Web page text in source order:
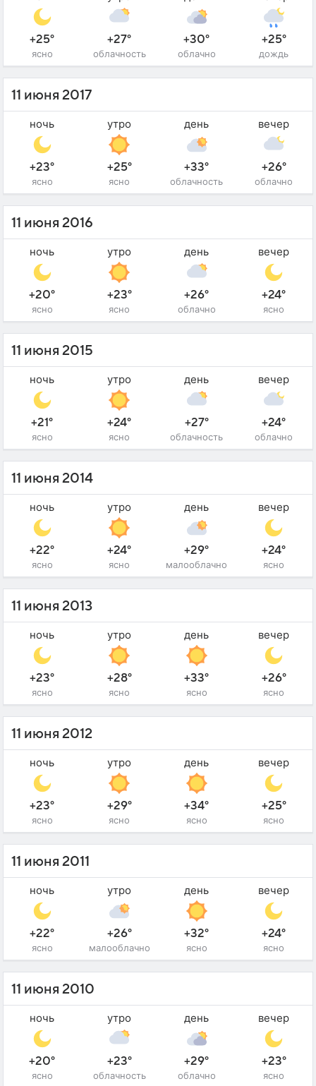
+25°
ясно
+27°
облачность
+30°
облачно
+25°
дождь
11 июня 2017
ночь
+23°
ясно
утро
+25°
ясно
день
+33°
облачность
вечер
+26°
облачно
11 июня 2016
ночь
+20°
ясно
утро
+23°
ясно
день
+26°
облачно
вечер
+24°
ясно
11 июня 2015
ночь
+21°
ясно
утро
+24°
ясно
день
+27°
облачность
вечер
+24°
облачно
11 июня 2014
ночь
+22°
ясно
утро
+24°
ясно
день
+29°
малооблачно
вечер
+24°
ясно
11 июня 2013
ночь
+23°
ясно
утро
+28°
ясно
день
+33°
ясно
вечер
+26°
ясно
11 июня 2012
ночь
+23°
ясно
утро
+29°
ясно
день
+34°
ясно
вечер
+25°
ясно
11 июня 2011
ночь
+22°
ясно
утро
+26°
малооблачно
день
+32°
ясно
вечер
+24°
ясно
11 июня 2010
ночь
+20°
ясно
утро
+23°
облачность
день
+29°
облачно
вечер
+23°
ясно